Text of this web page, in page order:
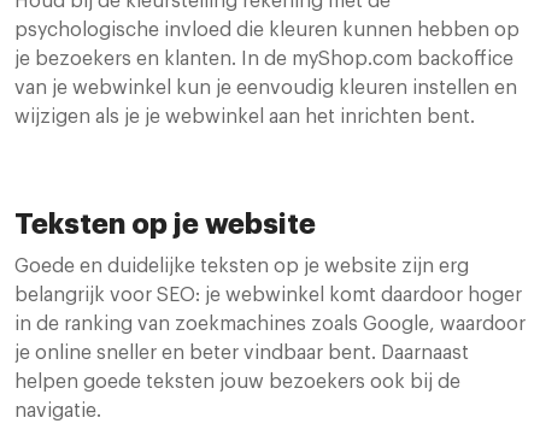
psychologische invloed die kleuren kunnen hebben op
je bezoekers en klanten. In de myShop.com backoffice
van je webwinkel kun je eenvoudig kleuren instellen en
wijzigen als je je webwinkel aan het inrichten bent.
Teksten op je website
Goede en duidelijke teksten op je website zijn erg
belangrijk voor SEO: je webwinkel komt daardoor hoger
in de ranking van zoekmachines zoals Google, waardoor
je online sneller en beter vindbaar bent. Daarnaast
helpen goede teksten jouw bezoekers ook bij de
navigatie.